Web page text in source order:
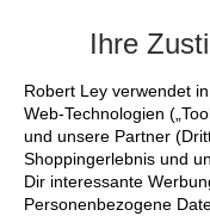
Ihre
Robert Ley verwendet
Web-Technologien
und unsere Partner
Shoppingerlebnis und
Dir interessante
Personenbezogene